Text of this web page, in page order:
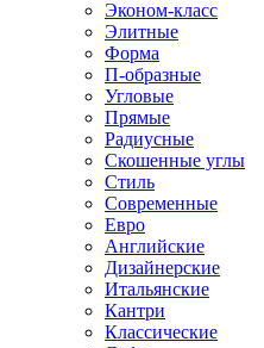
Эконом-класс
Элитные
Форма
П-образные
Угловые
Прямые
Радиусные
Скошенные углы
Стиль
Современные
Евро
Английские
Дизайнерские
Итальянские
Кантри
Классические